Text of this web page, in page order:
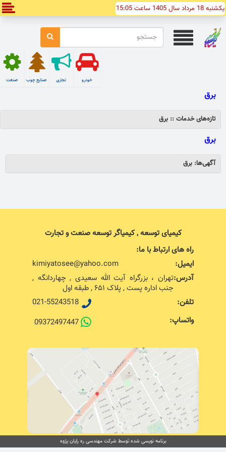
یکشنبه 18 مرداد سال 1405 ساعت 15:05
صنعت صنایع چوب تجاری خودرو
برق
تازه‌های خدمات :: برق
برق
آگهی‌ها: برق
کیمیای توسعه , کیمیاگر توسعه صنعت و تجارت
راه های ارتباط با ما:
ایمیل:
kimiyatosee@yahoo.com
آدرس:تهران ، بزرگراه آیت الله سعیدی , چهاردانگه ,
جنب اداره پست , پلاک ۶۵۱ , طبقه اول
تلفن:
021-55243518
واتساپ:
09372497447
برنامه نویسی شده توسط شرکت مهندسی ره رایان پژوه